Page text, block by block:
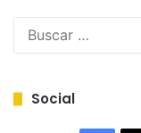
Social